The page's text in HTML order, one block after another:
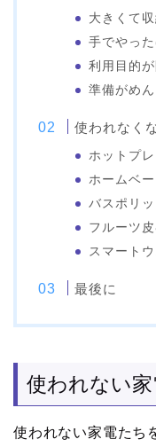
大きくて
手でやっ
利用目的
準備がめ
使われなく
ホットプレ
ホームベ
バスポリ
フルーツ
スマート
最後に
使われない
使われない家電たち